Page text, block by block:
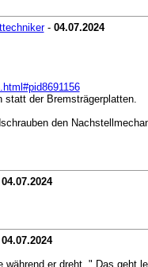
- 04.07.2024
statt der Bremsträgerplatten.
den
04.07.2024
04.07.2024
er dreht. " Das